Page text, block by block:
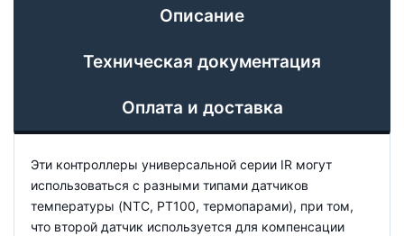
Описание
Техническая документация
Оплата и доставка
Эти контроллеры универсальной серии IR могут
использоваться с разными типами датчиков
температуры (NTC, PT100, термопарами), при том,
что второй датчик используется для компенсации